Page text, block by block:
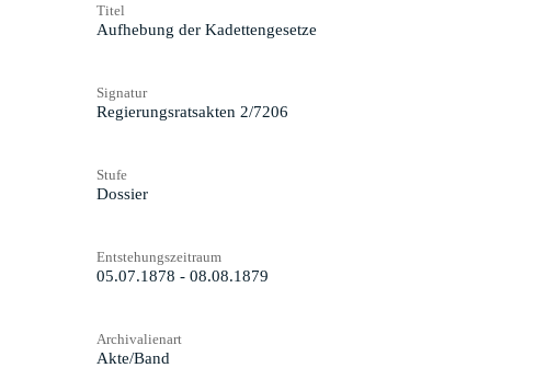
Titel
Aufhebung der Kadettengesetze
Signatur
Regierungsratsakten 2/7206
Stufe
Dossier
Entstehungszeitraum
05.07.1878 - 08.08.1879
Archivalienart
Akte/Band